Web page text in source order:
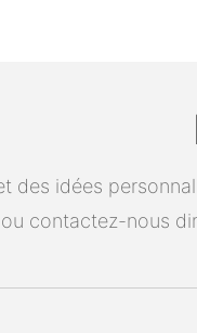
des idées
contactez-nous